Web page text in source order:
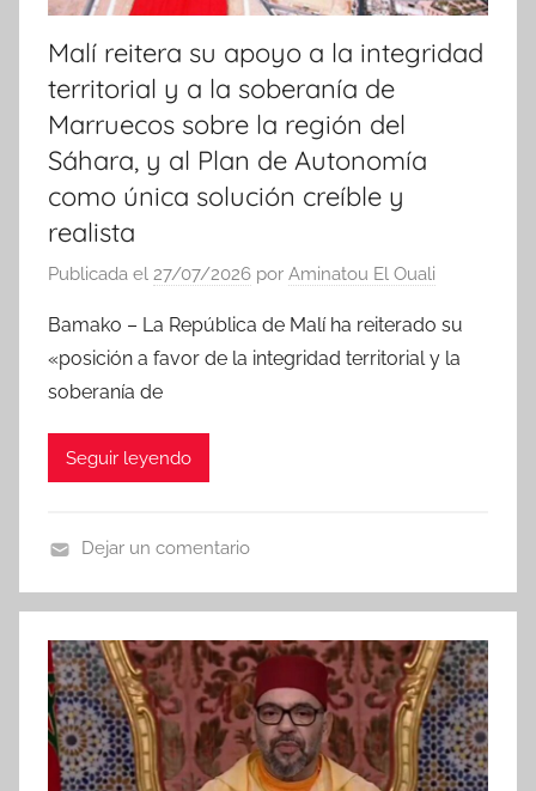
Malí reitera su apoyo a la integridad
territorial y a la soberanía de
Marruecos sobre la región del
Sáhara, y al Plan de Autonomía
como única solución creíble y
realista
Publicada el 27/07/2026 por Aminatou El Ouali
Bamako – La República de Malí ha reiterado su
«posición a favor de la integridad territorial y la
soberanía de
Seguir leyendo
o
t
i
c
i
Dejar un comentario